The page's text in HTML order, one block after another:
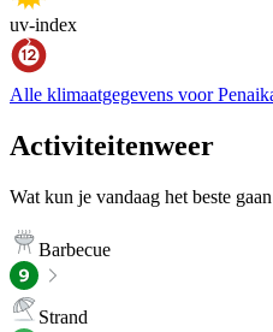
uv-index
Alle klimaatgegevens voor
Activiteitenweer
Wat kun je vandaag het beste
Barbecue
Strand